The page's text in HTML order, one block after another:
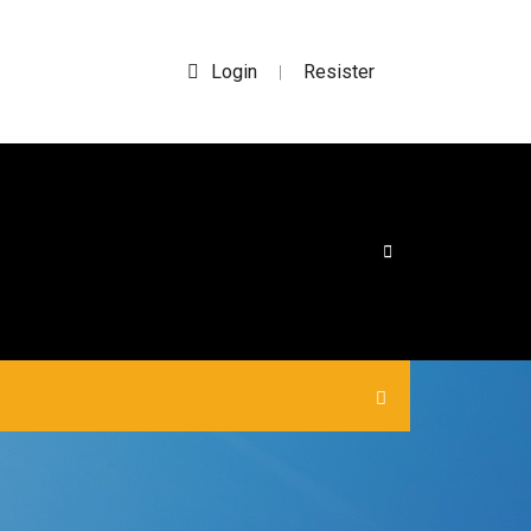
Login | Resister